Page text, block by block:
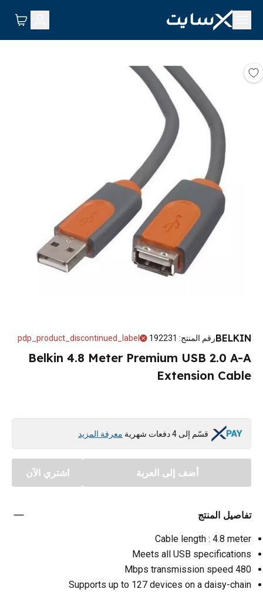
BELKINرقم المنتج:
192231
pdp_product_discontinued_label
Belkin 4.8 Meter Premium USB 2.0 A-A
Extension Cable
قسّم إلى 4 دفعات شهرية معرفة المزيد
أضف إلى العربة اشتري الآن
تفاصيل المنتج
Cable length : 4.8 meter
Meets all USB specifications
480 Mbps transmission speed
Supports up to 127 devices on a daisy-chain